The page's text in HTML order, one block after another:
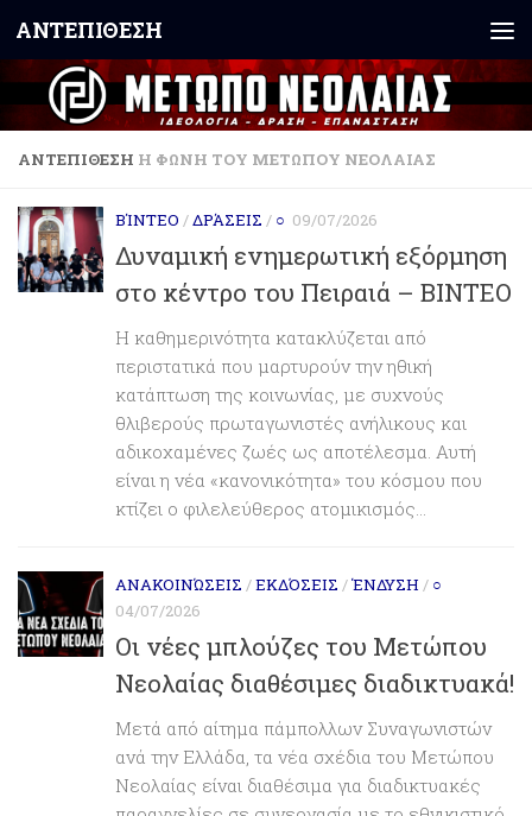
Skip to content
ΑΝΤΕΠΙΘΕΣΗ
ΑΝΤΕΠΙΘΕΣΗ Η ΦΩΝΗ ΤΟΥ ΜΕΤΩΠΟΥ ΝΕΟΛΑΙΑΣ
ΒΊΝΤΕΟ /ΔΡΆΣΕΙΣ / ○ 09/07/2026
Δυναμική ενημερωτική εξόρμηση
στο κέντρο του Πειραιά – ΒΙΝΤΕΟ
Η καθημερινότητα κατακλύζεται από
περιστατικά που μαρτυρούν την ηθική
κατάπτωση της κοινωνίας, με συχνούς
θλιβερούς πρωταγωνιστές ανήλικους και
αδικοχαμένες ζωές ως αποτέλεσμα. Αυτή
είναι η νέα «κανονικότητα» του κόσμου που
κτίζει ο φιλελεύθερος ατομικισμός...
ΑΝΑΚΟΙΝΏΣΕΙΣ /ΕΚΔΌΣΕΙΣ /ΈΝΔΥΣΗ / ○
04/07/2026
Οι νέες μπλούζες του Μετώπου
Νεολαίας διαθέσιμες διαδικτυακά!
Μετά από αίτημα πάμπολλων Συναγωνιστών
ανά την Ελλάδα, τα νέα σχέδια του Μετώπου
Νεολαίας είναι διαθέσιμα για διαδικτυακές